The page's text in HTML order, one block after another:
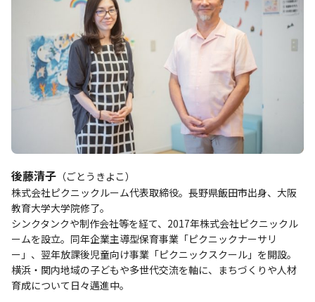
後藤清子 （ごとうきよこ）
株式会社ピクニックルーム代表取締役。長野県飯田市出身、大阪
教育大学大学院修了。
シンクタンクや制作会社等を経て、2017年株式会社ピクニックル
ームを設立。同年企業主導型保育事業「ピクニックナーサリ
ー」、翌年放課後児童向け事業「ピクニックスクール」を開設。
横浜・関内地域の子どもや多世代交流を軸に、まちづくりや人材
育成について日々邁進中。